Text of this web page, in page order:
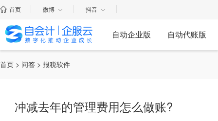
首页 微博 抖音
自动企业版 自动代账版
首页 > 问答 > 报税软件
冲减去年的管理费用怎么做账?